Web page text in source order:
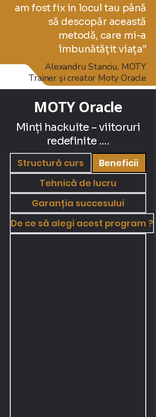
am fost fix in locul tau până
să descopăr această
metodă, care mi-a
îmbunătățit viața”
Alexandru Stanciu, MOTY
Trainer și creator Moty Oracle
MOTY Oracle
Minți hackuite – viitoruri
redefinite ....
Structură curs
Beneficii
Tehnică de lucru
Garanția succesului
De ce să alegi acest program ?